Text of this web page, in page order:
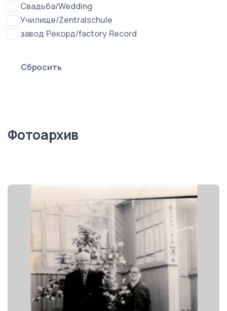
Свадьба/Wedding
Училище/Zentralschule
завод Рекорд/factory Record
Сбросить
Фотоархив